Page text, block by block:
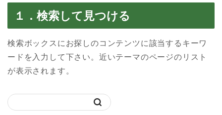
１．検索して見つける
検索ボックスにお探しのコンテンツに該当するキーワ
ードを入力して下さい。近いテーマのページのリスト
が表示されます。